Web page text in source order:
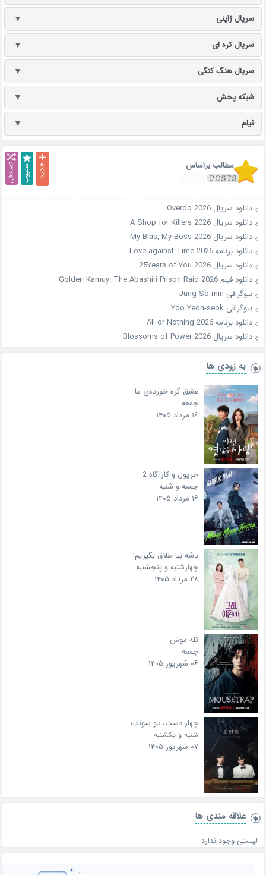
سریال ژاپنی ▼
سریال کره ای ▼
سریال هنگ کنگی ▼
شبکه پخش ▼
فیلم ▼
مطالب براساس
دانلود سریال Overdo 2026
دانلود سریال A Shop for Killers 2026
دانلود سریال My Bias, My Boss 2026
دانلود برنامه Love against Time 2026
دانلود سریال 25Years of You 2026
دانلود فیلم Golden Kamuy: The Abashiri Prison Raid 2026
بیوگرافی Jung So-min
بیوگرافی Yoo Yeon-seok
دانلود برنامه All or Nothing 2026
دانلود سریال Blossoms of Power 2026
به زودی ها
عشق گره خورده‌ی ما
جمعه
۱۶ مرداد ۱۴۰۵
خرپول و کارآگاه 2
جمعه و شنبه
۱۶ مرداد ۱۴۰۵
باشه بیا طلاق بگیریم!
چهارشنبه و پنجشنبه
۲۸ مرداد ۱۴۰۵
تله موش
جمعه
۰۶ شهریور ۱۴۰۵
چهار دست، دو سونات
شنبه و یکشنبه
۰۷ شهریور ۱۴۰۵
علاقه‌ مندی ها
لیستی وجود ندارد